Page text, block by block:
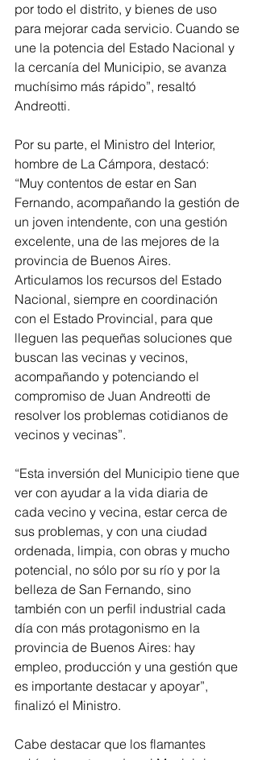
por todo el distrito, y bienes de uso
para mejorar cada servicio. Cuando se
une la potencia del Estado Nacional y
la cercanía del Municipio, se avanza
muchísimo más rápido”, resaltó
Andreotti.
Por su parte, el Ministro del Interior,
hombre de La Cámpora, destacó:
“Muy contentos de estar en San
Fernando, acompañando la gestión de
un joven intendente, con una gestión
excelente, una de las mejores de la
provincia de Buenos Aires.
Articulamos los recursos del Estado
Nacional, siempre en coordinación
con el Estado Provincial, para que
lleguen las pequeñas soluciones que
buscan las vecinas y vecinos,
acompañando y potenciando el
compromiso de Juan Andreotti de
resolver los problemas cotidianos de
vecinos y vecinas”.
“Esta inversión del Municipio tiene que
ver con ayudar a la vida diaria de
cada vecino y vecina, estar cerca de
sus problemas, y con una ciudad
ordenada, limpia, con obras y mucho
potencial, no sólo por su río y por la
belleza de San Fernando, sino
también con un perfil industrial cada
día con más protagonismo en la
provincia de Buenos Aires: hay
empleo, producción y una gestión que
es importante destacar y apoyar”,
finalizó el Ministro.
Cabe destacar que los flamantes